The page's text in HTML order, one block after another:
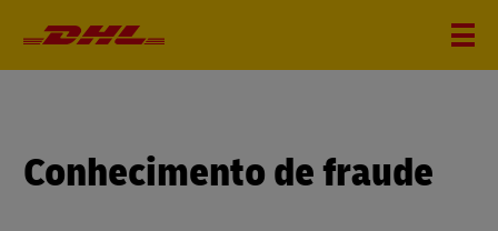
Conhecimento de fraude